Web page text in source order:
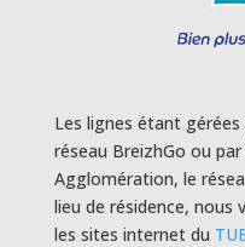
Les lignes étant
réseau BreizhGo ou
Agglomération, le
lieu de résidence, nous
les sites internet du